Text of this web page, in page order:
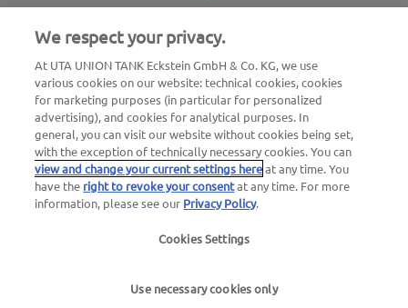
+49 6027 509-666
UTA Česká republika:
UTA Czech s.r.o.
Pernerova 691/42
186 00 Praha 8 - Karlín
IČ: 04769490
T: +420 270 006 300
We respect your privacy.
At UTA UNION TANK Eckstein GmbH & Co. KG, we use
various cookies on our website: technical cookies, cookies
for marketing purposes (in particular for personalized
advertising), and cookies for analytical purposes. In
general, you can visit our website without cookies being set,
with the exception of technically necessary cookies. You can
view and change your current settings hereat any time. You
have the right to revoke your consentat any time. For more
information, please see our Privacy Policy.
Cookies Settings
Use necessary cookies only